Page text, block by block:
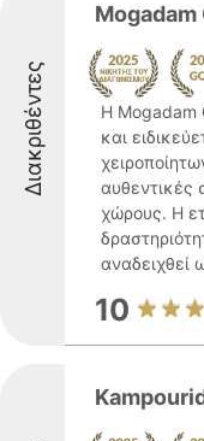
Διακριθέντες
Η Mogadam
και
αυθεντικές
χώρους. Η
αναδειχθεί
10